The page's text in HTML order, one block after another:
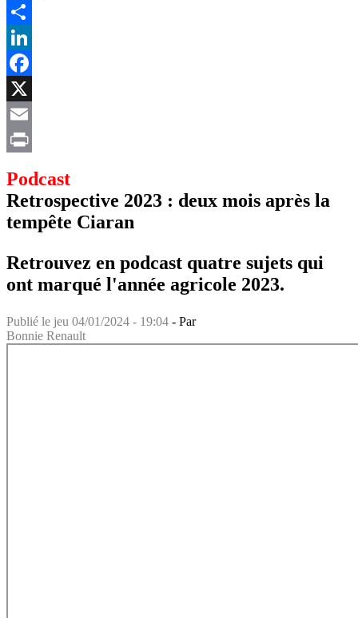
Share
LinkedIn
Facebook
X
Email
Podcast
Retrospective 2023 : deux mois après la
tempête Ciaran
Retrouvez en podcast quatre sujets qui
ont marqué l'année agricole 2023.
Publié le jeu 04/01/2024 - 19:04 - Par
Bonnie Renault